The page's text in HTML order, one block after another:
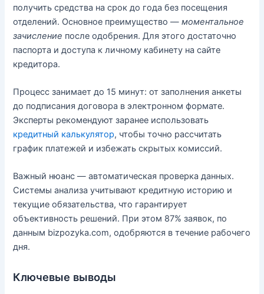
получить средства на срок до года без посещения
отделений. Основное преимущество —моментальное
зачисление после одобрения. Для этого достаточно
паспорта и доступа к личному кабинету на сайте
кредитора.
Процесс занимает до 15 минут: от заполнения анкеты
до подписания договора в электронном формате.
Эксперты рекомендуют заранее использовать
кредитный калькулятор, чтобы точно рассчитать
график платежей и избежать скрытых комиссий.
Важный нюанс — автоматическая проверка данных.
Системы анализа учитывают кредитную историю и
текущие обязательства, что гарантирует
объективность решений. При этом 87% заявок, по
данным bizpozyka.com, одобряются в течение рабочего
дня.
Ключевые выводы